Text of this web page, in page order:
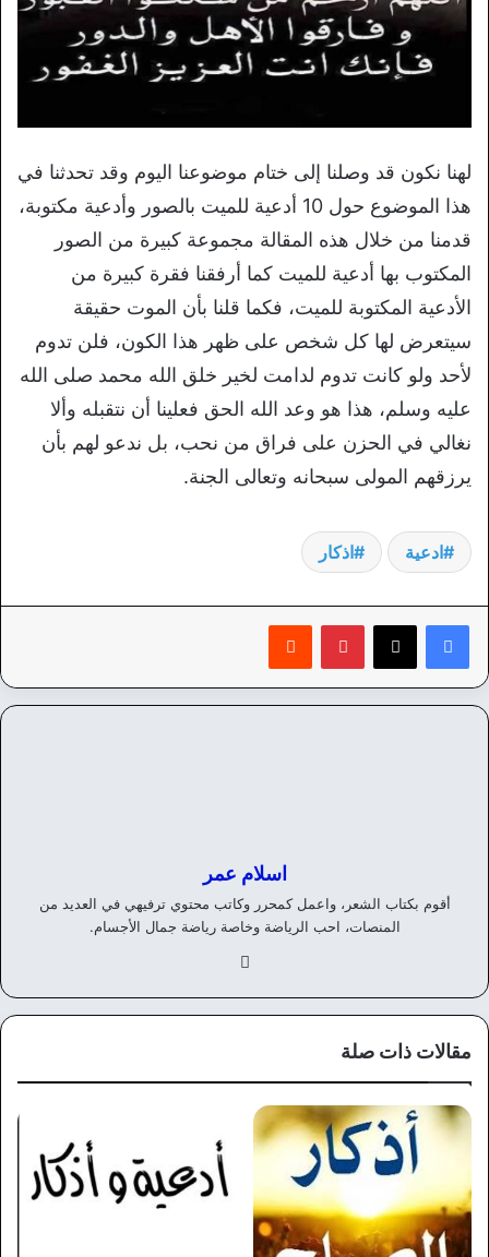
لهنا نكون قد وصلنا إلى ختام موضوعنا اليوم وقد تحدثنا في
هذا الموضوع حول 10 أدعية للميت بالصور وأدعية مكتوبة،
قدمنا من خلال هذه المقالة مجموعة كبيرة من الصور
المكتوب بها أدعية للميت كما أرفقنا فقرة كبيرة من
الأدعية المكتوبة للميت، فكما قلنا بأن الموت حقيقة
سيتعرض لها كل شخص على ظهر هذا الكون، فلن تدوم
لأحد ولو كانت تدوم لدامت لخير خلق الله محمد صلى الله
عليه وسلم، هذا هو وعد الله الحق فعلينا أن نتقبله وألا
نغالي في الحزن على فراق من نحب، بل ندعو لهم بأن
يرزقهم المولى سبحانه وتعالى الجنة.
ادعية اذكار
بينتيريست
اسلام عمر
أقوم بكتاب الشعر، واعمل كمحرر وكاتب محتوي ترفيهي في العديد من
المنصات، احب الرياضة وخاصة رياضة جمال الأجسام.
وك
مقالات ذات صلة